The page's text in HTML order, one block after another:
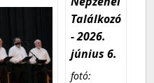
Találkozó
- 2026.
június 6.
fotó: